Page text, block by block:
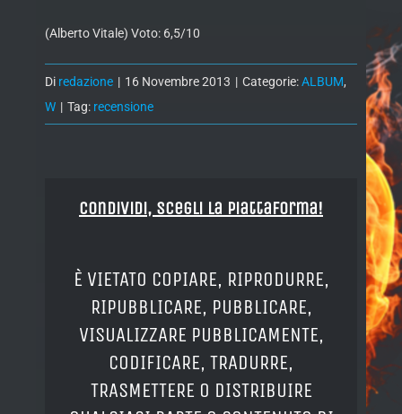
(Alberto Vitale) Voto: 6,5/10
Di redazione | 16 Novembre 2013 | Categorie:ALBUM,
W | Tag: recensione
Condividi, Scegli la piattaforma!
È VIETATO COPIARE, RIPRODURRE,
RIPUBBLICARE, PUBBLICARE,
VISUALIZZARE PUBBLICAMENTE,
CODIFICARE, TRADURRE,
TRASMETTERE O DISTRIBUIRE